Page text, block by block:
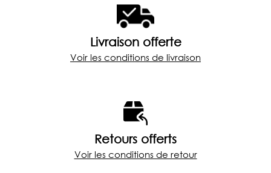
Livraison offerte
Voir les conditions de livraison
Retours offerts
Voir les conditions de retour